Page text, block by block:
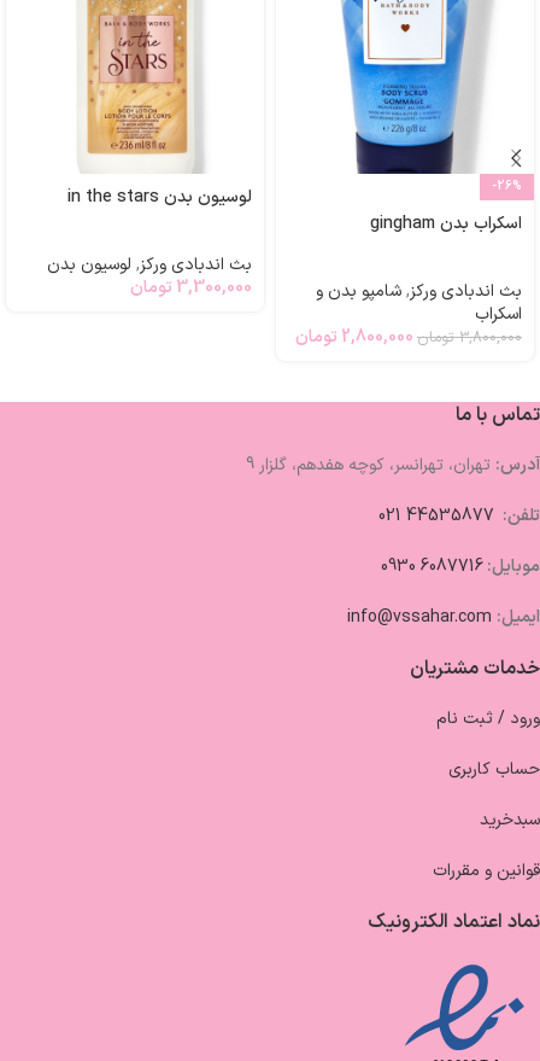
-26%
اسکراب بدن gingham
بث اندبادی ورکز,شامپو بدن و
اسکراب
3,800,000 تومان 2,800,000 تومان
لوسیون بدن in the stars
بث اندبادی ورکز, لوسیون بدن
3,300,000 تومان
تماس با ما
آدرس: تهران، تهرانسر، کوچه هفدهم، گلزار 9
تلفن:
موبایل:6087716 0930
ایمیل: info@vssahar.com
خدمات مشتریان
ورود / ثبت نام
حساب کاربری
سبدخرید
قوانین و مقررات
نماد اعتماد الکترونیک